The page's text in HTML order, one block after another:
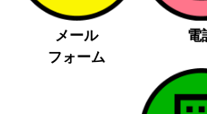
メール
フォーム
電